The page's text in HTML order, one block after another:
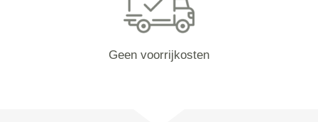
Geen voorrijkosten